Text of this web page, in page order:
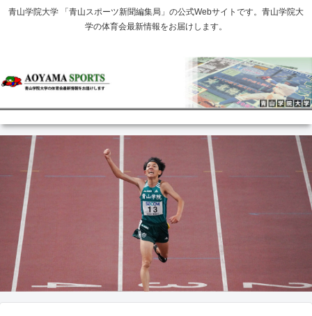
青山学院大学 「青山スポーツ新聞編集局」の公式Webサイトです。青山学院大
学の体育会最新情報をお届けします。